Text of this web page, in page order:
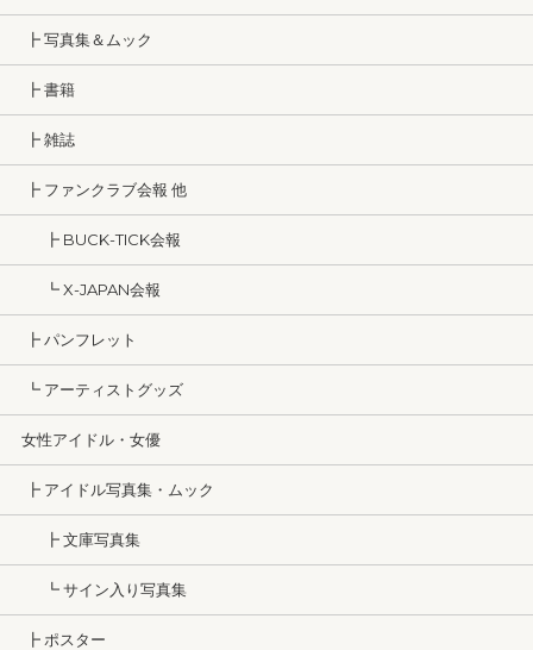
┣ 写真集＆ムック
┣ 書籍
┣ 雑誌
┣ ファンクラブ会報 他
┣ BUCK-TICK会報
┗ X-JAPAN会報
┣ パンフレット
┗ アーティストグッズ
女性アイドル・女優
┣ アイドル写真集・ムック
┣ 文庫写真集
┗ サイン入り写真集
┣ ポスター